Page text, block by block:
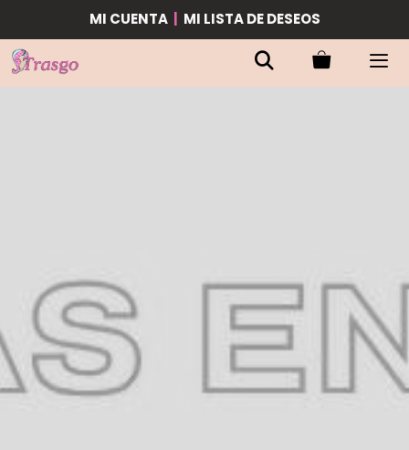
MI CUENTA| MI LISTA DE DESEOS